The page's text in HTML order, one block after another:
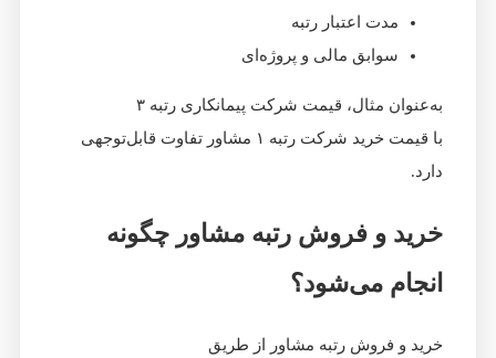
مدت اعتبار رتبه
سوابق مالی و پروژه‌ای
به‌عنوان مثال، قیمت شرکت پیمانکاری رتبه ۳
با قیمت خرید شرکت رتبه ۱ مشاور تفاوت قابل‌توجهی
دارد.
خرید و فروش رتبه مشاور چگونه
انجام می‌شود؟
خرید و فروش رتبه مشاور از طریق